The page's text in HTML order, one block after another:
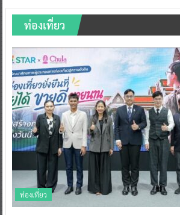
ท่องเที่ยว
ท่องเที่ยว